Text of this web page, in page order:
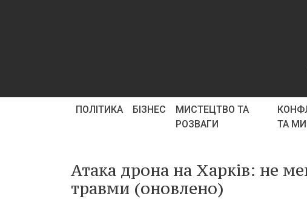
ПОЛІТИКА БІЗНЕС
МИСТЕЦТВО ТА
РОЗВАГИ
ТА
Атака дрона на Харків: не
травми (оновлено)